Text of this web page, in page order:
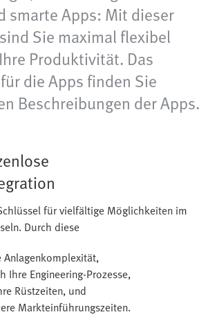
smarte Apps: Mit dieser
Sie maximal flexibel
Produktivität. Das
die Apps finden Sie
Beschreibungen der Apps.
für vielfältige Möglichkeiten im
Durch diese
Ihre Engineering-Prozesse,
Rüstzeiten, und
Markteinführungszeiten.